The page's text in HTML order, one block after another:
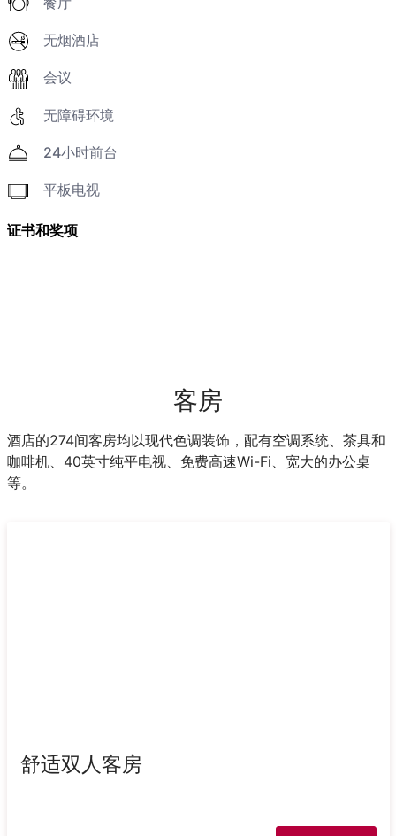
无烟酒店
会议
无障碍环境
24小时前台
平板电视
证书和奖项
客房
酒店的274间客房均以现代色调装饰，配有空调系统、茶具和
咖啡机、40英寸纯平电视、免费高速Wi-Fi、宽大的办公桌
等。
舒适双人客房